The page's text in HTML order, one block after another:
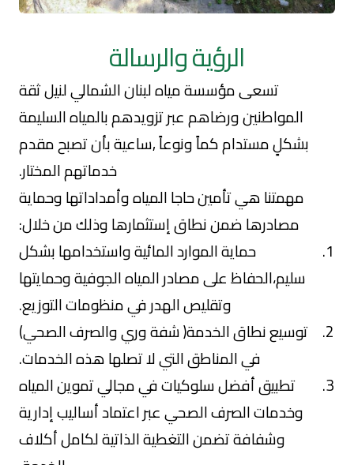
الرؤية والرسالة
تسعى مؤسسة مياه لبنان الشمالي لنيل ثقة
المواطنين ورضاهم عبر تزويدهم بالمياه السليمة
بشكلٍ مستدام كماً ونوعاً ,ساعية بأن تصبح مقدم
خدماتهم المختار.
مهمتنا هي تأمين حاجا المياه وأمداداتها وحماية
مصادرها ضمن نطاق إستثمارها وذلك من خلال:
حماية الموارد المائية واستخدامها بشكل
سليم،الحفاظ على مصادر المياه الجوفية وحمايتها
وتقليص الهدر في منظومات التوزيع.
توسيع نطاق الخدمة( شفة وري والصرف الصحي)
في المناطق التي لا تصلها هذه الخدمات.
تطبيق أفضل سلوكيات في مجالي تموين المياه
وخدمات الصرف الصحي عبر اعتماد أساليب إدارية
وشفافة تضمن التغطية الذاتية لكامل أكلاف